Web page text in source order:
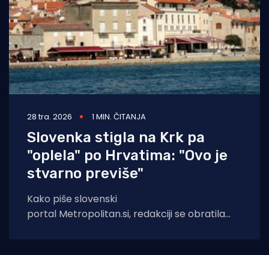
28 tra. 2026 1 MIN. ČITANJA
Slovenka stigla na Krk pa
"oplela" po Hrvatima: "Ovo je
stvarno previše"
Kako piše slovenski
portal Metropolitan.si, redakciji se obratila